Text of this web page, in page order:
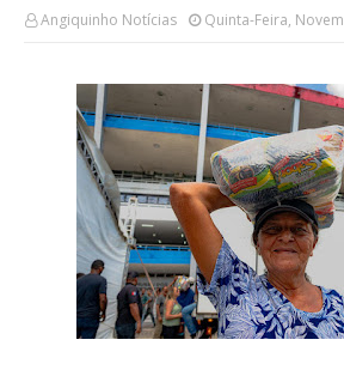
Angiquinho Notícias Quinta-Feira,